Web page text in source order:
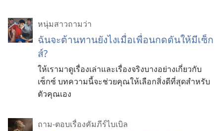
หนุ่มสาวถามว่า
ฉันจะต้านทานยังไงเมื่อเพื่อนกดดันให้มีเซ็ก
ส์?
ให้เรามาดูเรื่องเล่าและเรื่องจริงบางอย่างเกี่ยวกับ
เซ็กซ์ บทความนี้จะช่วยคุณให้เลือกสิ่งดีที่สุดสำหรับ
ตัวคุณเอง
ถาม-ตอบเรื่องคัมภีร์ไบเบิล